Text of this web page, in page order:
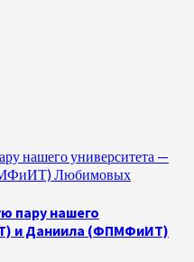
нашего университета —
Любимовых
пару нашего
и Даниила (ФПМФиИТ)